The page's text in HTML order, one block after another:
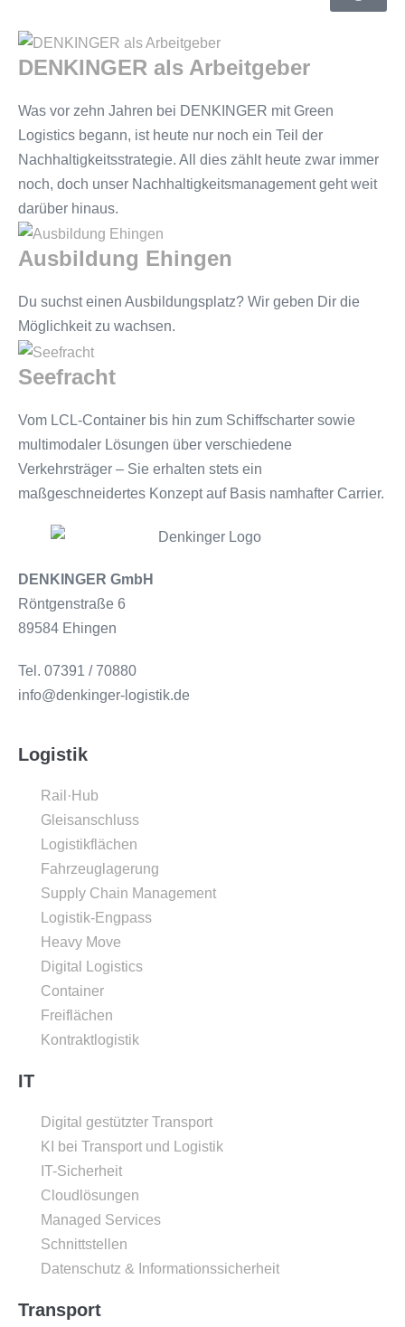
DENKINGER als Arbeitgeber
Was vor zehn Jahren bei DENKINGER mit Green
Logistics begann, ist heute nur noch ein Teil der
Nachhaltigkeitsstrategie. All dies zählt heute zwar immer
noch, doch unser Nachhaltigkeitsmanagement geht weit
darüber hinaus.
Ausbildung Ehingen
Du suchst einen Ausbildungsplatz? Wir geben Dir die
Möglichkeit zu wachsen.
Seefracht
Vom LCL-Container bis hin zum Schiffscharter sowie
multimodaler Lösungen über verschiedene
Verkehrsträger – Sie erhalten stets ein
maßgeschneidertes Konzept auf Basis namhafter Carrier.
DENKINGER GmbH
Röntgenstraße 6
89584 Ehingen
Tel. 07391 / 70880
info@denkinger-logistik.de
Logistik
Rail·Hub
Gleisanschluss
Logistikflächen
Fahrzeuglagerung
Supply Chain Management
Logistik-Engpass
Heavy Move
Digital Logistics
Container
Freiflächen
Kontraktlogistik
IT
Digital gestützter Transport
KI bei Transport und Logistik
IT-Sicherheit
Cloudlösungen
Managed Services
Schnittstellen
Datenschutz & Informationssicherheit
Transport